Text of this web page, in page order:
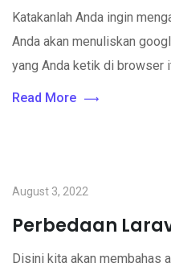
Katakanlah Anda ingin
Anda akan menuliskan
yang Anda ketik di browser
Read More
August 3, 2022
Perbedaan
Disini kita akan membahas